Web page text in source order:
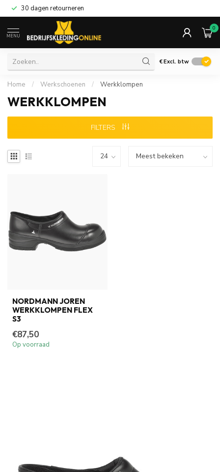
30 dagen retourneren
MENU
0
€Excl. btw
Home / Werkschoenen / Werkklompen
WERKKLOMPEN
FILTERS
NORDMANN JOREN
WERKKLOMPEN FLEX
S3
€87,50
Op voorraad